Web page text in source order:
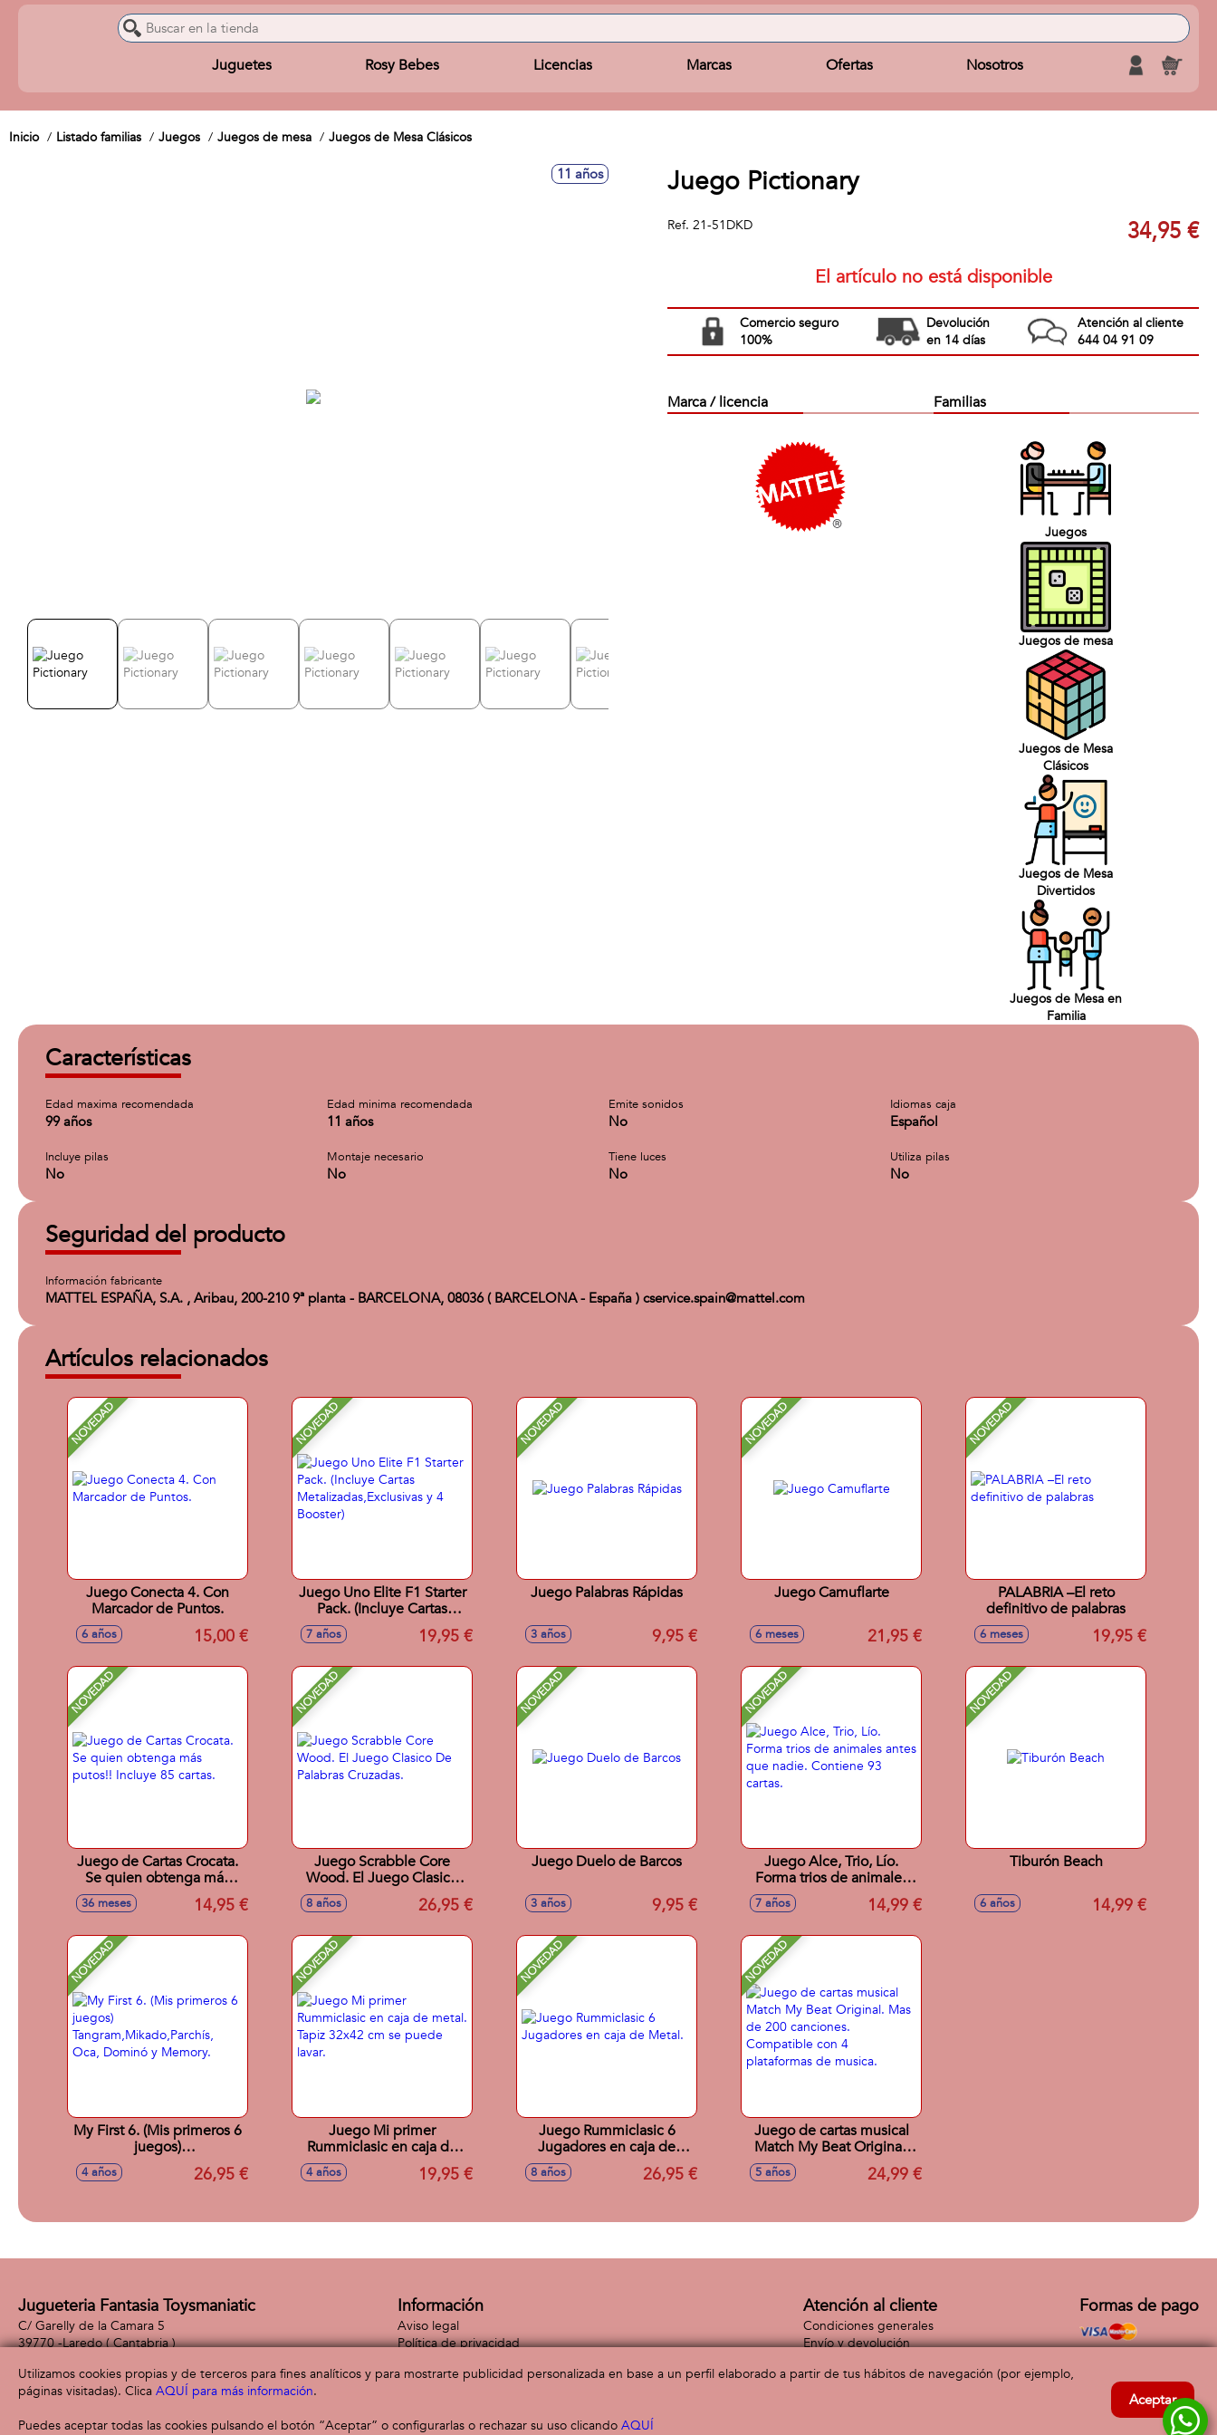
Juguetes Rosy Bebes Licencias Marcas Ofertas Nosotros
Inicio Listado familias Juegos Juegos de mesa Juegos de Mesa Clásicos
11 años Juego Pictionary
Ref. 21-51DKD 34,95 €
El artículo no está disponible
Comercio seguro
100%
Devolución
en 14 días
Atención al cliente
644 04 91 09
Marca / licencia Familias
Juegos
Juegos de mesa
Juegos de Mesa
Clásicos
Juegos de Mesa
Divertidos
Juegos de Mesa en
Familia
Características
Edad maxima recomendada
99 años
Edad minima recomendada
11 años
Emite sonidos
No
Idiomas caja
Español
Incluye pilas
No
Montaje necesario
No
Tiene luces
No
Utiliza pilas
No
Seguridad del producto
Información fabricante
MATTEL ESPAÑA, S.A. , Aribau, 200-210 9ª planta - BARCELONA, 08036 ( BARCELONA - España ) cservice.spain@mattel.com
Artículos relacionados
NOVEDAD
Juego Conecta 4. Con
Marcador de Puntos.
6 años 15,00 €
NOVEDAD
Juego Uno Elite F1 Starter
Pack. (Incluye Cartas
Metalizadas,Exclusivas y 4
7 años 19,95 €
NOVEDAD
Juego Palabras Rápidas
3 años 9,95 €
NOVEDAD
Juego Camuflarte
6 meses 21,95 €
NOVEDAD
PALABRIA –El reto
definitivo de palabras
6 meses 19,95 €
NOVEDAD
Juego de Cartas Crocata.
Se quien obtenga más
putos!! Incluye 85 cartas.
36 meses 14,95 €
NOVEDAD
Juego Scrabble Core
Wood. El Juego Clasico
De Palabras Cruzadas.
8 años 26,95 €
NOVEDAD
Juego Duelo de Barcos
3 años 9,95 €
NOVEDAD
Juego Alce, Trio, Lío.
Forma trios de animales
antes que nadie. Contiene
7 años 14,99 €
NOVEDAD
Tiburón Beach
6 años 14,99 €
NOVEDAD
My First 6. (Mis primeros 6
juegos)
Tangram,Mikado,Parchís,
Oca, Dominó y Memory.
4 años 26,95 €
NOVEDAD
Juego Mi primer
Rummiclasic en caja de
metal. Tapiz 32x42 cm se
puede lavar.
4 años 19,95 €
NOVEDAD
Juego Rummiclasic 6
Jugadores en caja de
8 años 26,95 €
NOVEDAD
Juego de cartas musical
Match My Beat Original.
Mas de 200 canciones.
Compatible con 4
5 años 24,99 €
Jugueteria Fantasia Toysmaniatic
C/ Garelly de la Camara 5
39770 -Laredo( Cantabria )
Información
Aviso legal
Política de privacidad
Atención al cliente
Condiciones generales
Envío y devolución
Formas de pago
Utilizamos cookies propias y de terceros para fines analíticos y para mostrarte publicidad personalizada en base a un perfil elaborado a partir de tus hábitos de navegación (por ejemplo,
páginas visitadas). Clica AQUÍ para más información.
Puedes aceptar todas las cookies pulsando el botón “Aceptar” o configurarlas o rechazar su uso clicando AQUÍ
Aceptar